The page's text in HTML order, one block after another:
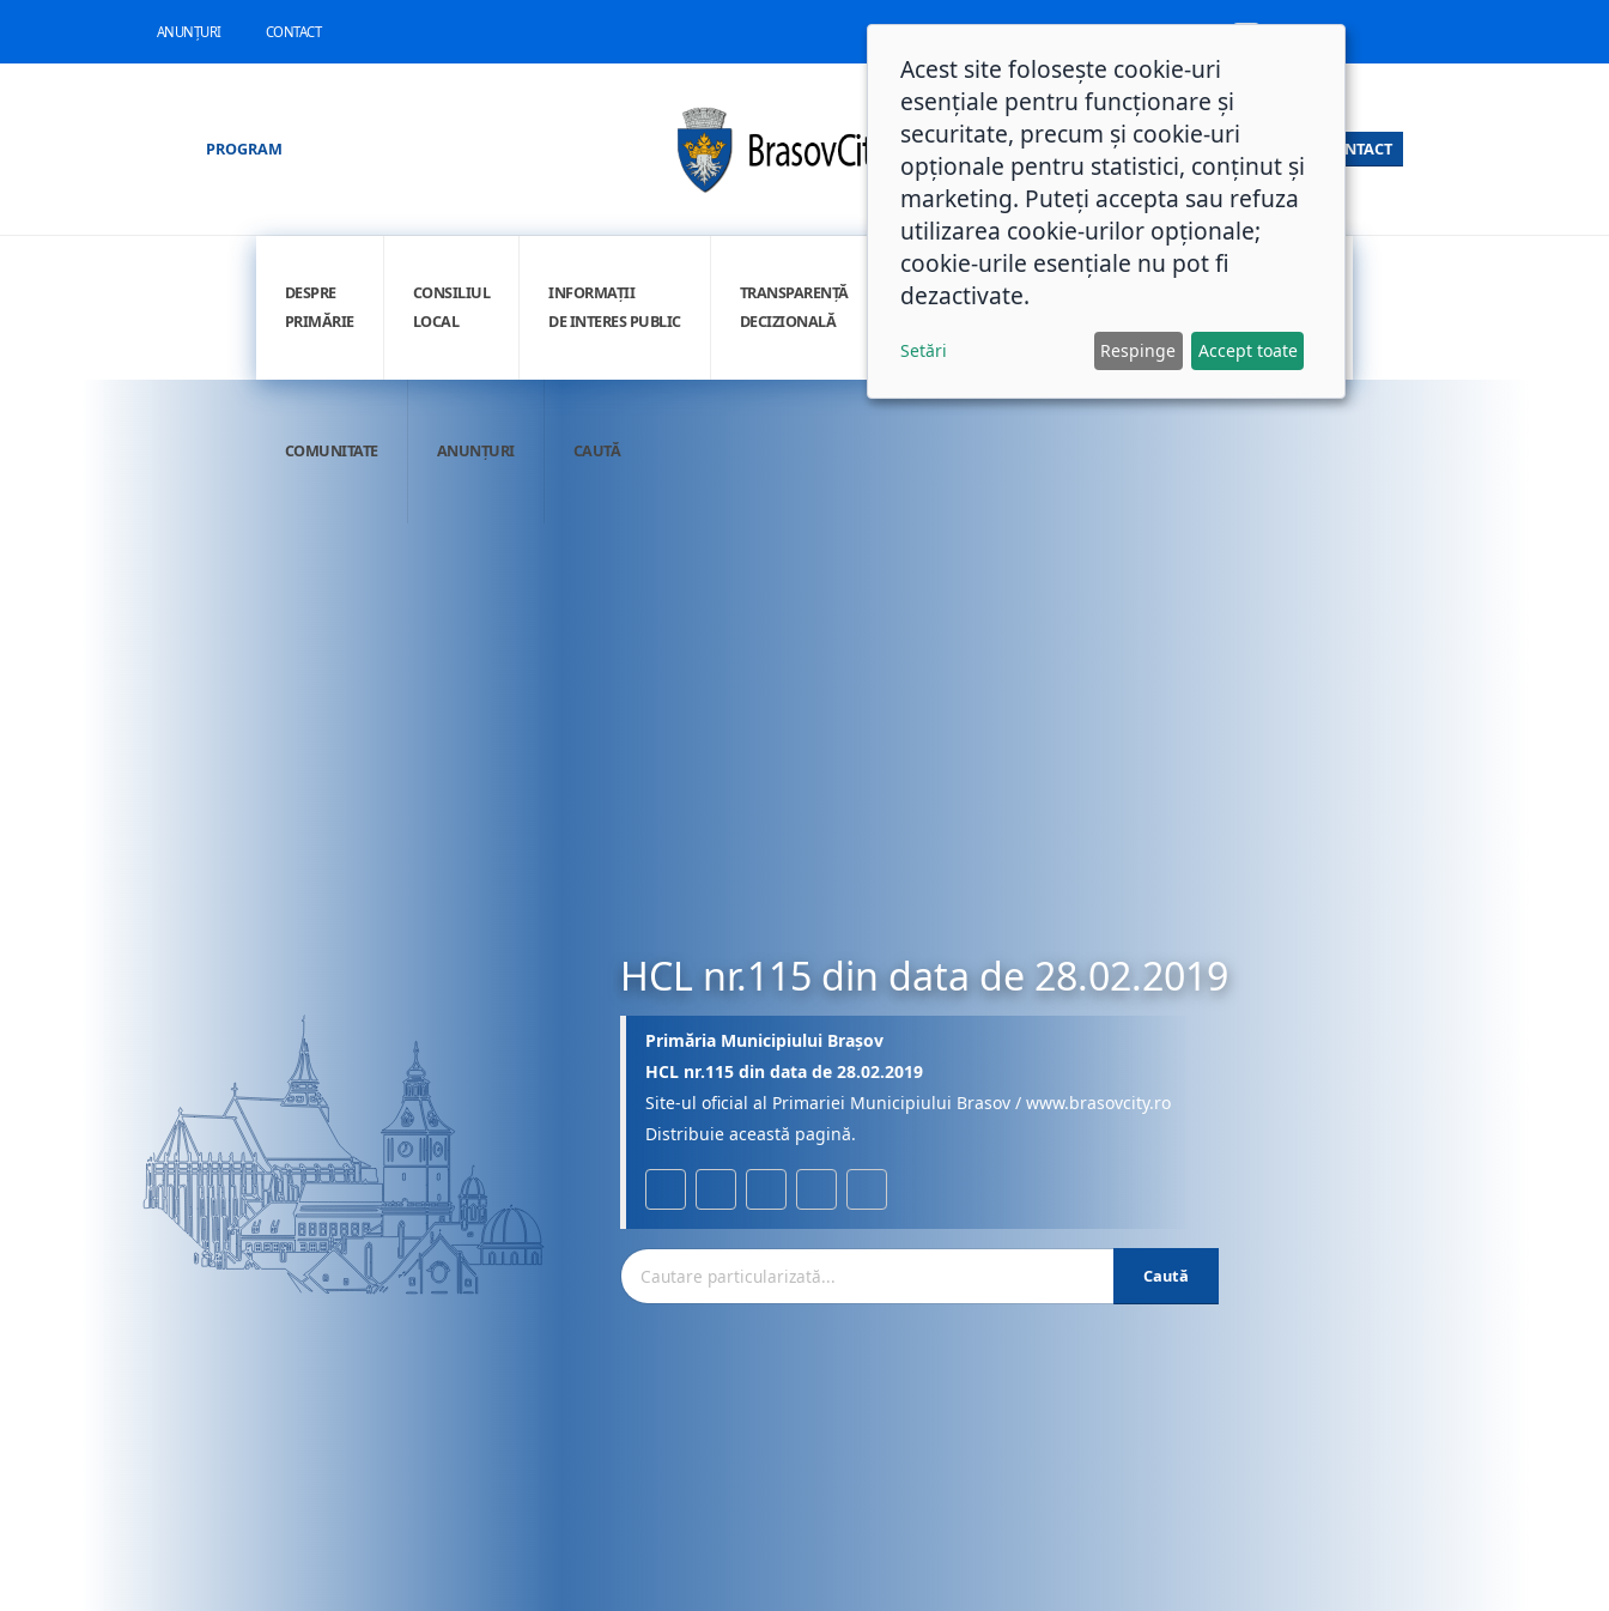
ANUNȚURI CONTACT
PROGRAM CONTACT
DESPRE
PRIMĂRIE
CONSILIUL
LOCAL
INFORMAȚII
DE INTERES PUBLIC
TRANSPARENȚĂ
DECIZIONALĂ
INTEGRITATE
COMUNITATE ANUNȚURI CAUTĂ
HCL nr.115 din data de 28.02.2019
Primăria Municipiului Brașov
HCL nr.115 din data de 28.02.2019
Site-ul oficial al Primariei Municipiului Brasov / www.brasovcity.ro
Distribuie această pagină.
Caută
Acest site folosește cookie-uri
esențiale pentru funcționare și
securitate, precum și cookie-uri
opționale pentru statistici, conținut și
marketing. Puteți accepta sau refuza
utilizarea cookie-urilor opționale;
cookie-urile esențiale nu pot fi
dezactivate.
Setări Respinge Accept toate